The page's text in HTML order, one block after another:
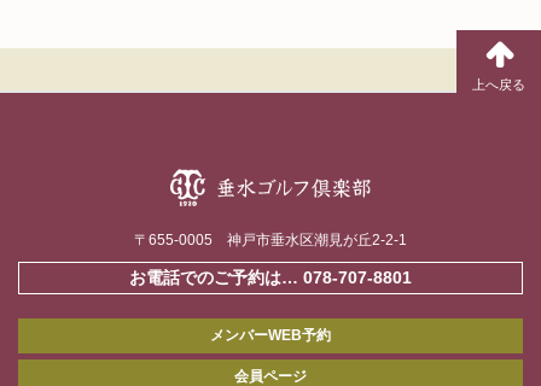
〒655-0005 神戸市垂水区潮見が丘2-2-1
お電話でのご予約は… 078-707-8801
メンバーWEB予約
会員ページ